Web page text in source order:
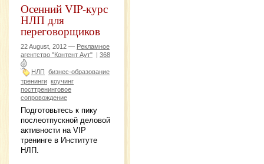
Осенний VIP-курс
НЛП для
переговорщиков
22 August, 2012 — Рекламное
агентство "Контент Аут" | 368
НЛП бизнес-образование
тренинги коучинг
посттренинговое
сопровождение
Подготовьтесь к пику
послеотпускной деловой
активности на VIP
тренинге в Институте
НЛП.